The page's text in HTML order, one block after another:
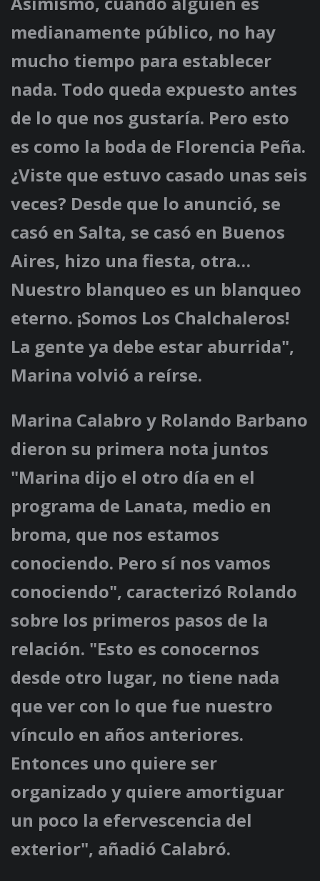
medianamente público, no hay
mucho tiempo para establecer
nada. Todo queda expuesto antes
de lo que nos gustaría. Pero esto
es como la boda de Florencia Peña.
¿Viste que estuvo casado unas seis
veces? Desde que lo anunció, se
casó en Salta, se casó en Buenos
Aires, hizo una fiesta, otra…
Nuestro blanqueo es un blanqueo
eterno. ¡Somos Los Chalchaleros!
La gente ya debe estar aburrida",
Marina volvió a reírse.
Marina Calabro y Rolando Barbano
dieron su primera nota juntos
"Marina dijo el otro día en el
programa de Lanata, medio en
broma, que nos estamos
conociendo. Pero sí nos vamos
conociendo", caracterizó Rolando
sobre los primeros pasos de la
relación. "Esto es conocernos
desde otro lugar, no tiene nada
que ver con lo que fue nuestro
vínculo en años anteriores.
Entonces uno quiere ser
organizado y quiere amortiguar
un poco la efervescencia del
exterior", añadió Calabró.